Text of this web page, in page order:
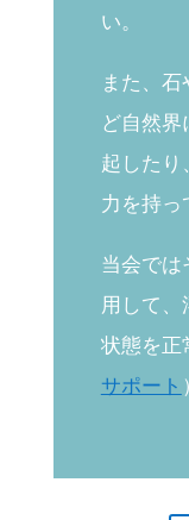
い。
また、
ど自然界
起したり
力を持っ
当会では
用して、
状態を正
サポート